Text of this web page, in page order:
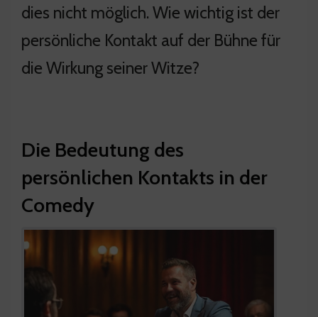
dies nicht möglich. Wie wichtig ist der
persönliche Kontakt auf der Bühne für
die Wirkung seiner Witze?
Die Bedeutung des
persönlichen Kontakts in der
Comedy